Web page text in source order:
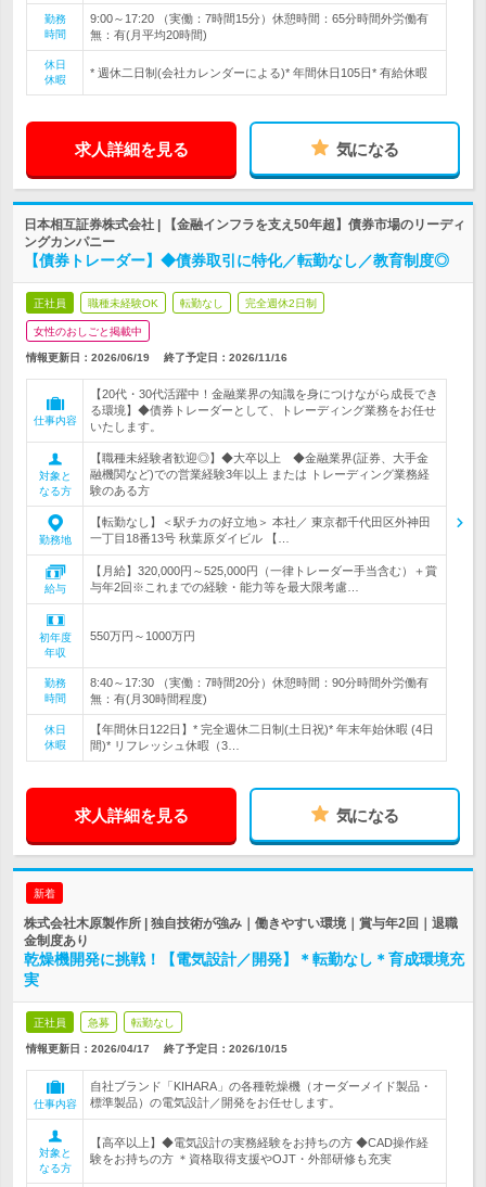
勤務
時間
9:00～17:20 （実働：7時間15分）休憩時間：65分時間外労働有
無：有(月平均20時間)
休日
休暇
* 週休二日制(会社カレンダーによる)* 年間休日105日* 有給休暇
求人詳細を見る 気になる
日本相互証券株式会社 | 【金融インフラを支え50年超】債券市場のリーディ
ングカンパニー
【債券トレーダー】◆債券取引に特化／転勤なし／教育制度◎
正社員 職種未経験OK 転勤なし 完全週休2日制
女性のおしごと掲載中
情報更新日：2026/06/19 終了予定日： 2026/11/16
仕事内容
【20代・30代活躍中！金融業界の知識を身につけながら成長でき
る環境】◆債券トレーダーとして、トレーディング業務をお任せ
いたします。
対象と
なる方
【職種未経験者歓迎◎】◆大卒以上 ◆金融業界(証券、大手金
融機関など)での営業経験3年以上 または トレーディング業務経
験のある方
勤務地
【転勤なし】＜駅チカの好立地＞ 本社／ 東京都千代田区外神田
一丁目18番13号 秋葉原ダイビル 【…
給与
【月給】320,000円～525,000円（一律トレーダー手当含む）＋賞
与年2回※これまでの経験・能力等を最大限考慮…
初年度
年収
550万円～1000万円
勤務
時間
8:40～17:30 （実働：7時間20分）休憩時間：90分時間外労働有
無：有(月30時間程度)
休日
休暇
【年間休日122日】* 完全週休二日制(土日祝)* 年末年始休暇 (4日
間)* リフレッシュ休暇（3…
求人詳細を見る 気になる
新着
株式会社木原製作所 | 独自技術が強み｜働きやすい環境｜賞与年2回｜退職
金制度あり
乾燥機開発に挑戦！【電気設計／開発】＊転勤なし＊育成環境充
実
正社員 急募 転勤なし
情報更新日：2026/04/17 終了予定日： 2026/10/15
仕事内容
自社ブランド「KIHARA」の各種乾燥機（オーダーメイド製品・
標準製品）の電気設計／開発をお任せします。
対象と
なる方
【高卒以上】◆電気設計の実務経験をお持ちの方 ◆CAD操作経
験をお持ちの方 ＊資格取得支援やOJT・外部研修も充実